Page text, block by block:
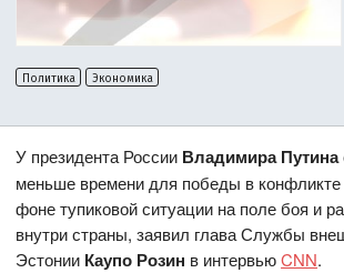
Политика Экономика
У президента России Владимира Путина
меньше времени для победы в конфликте
фоне тупиковой ситуации на поле боя и
внутри страны, заявил глава Службы
Эстонии Каупо Розин в интервьюCNN.